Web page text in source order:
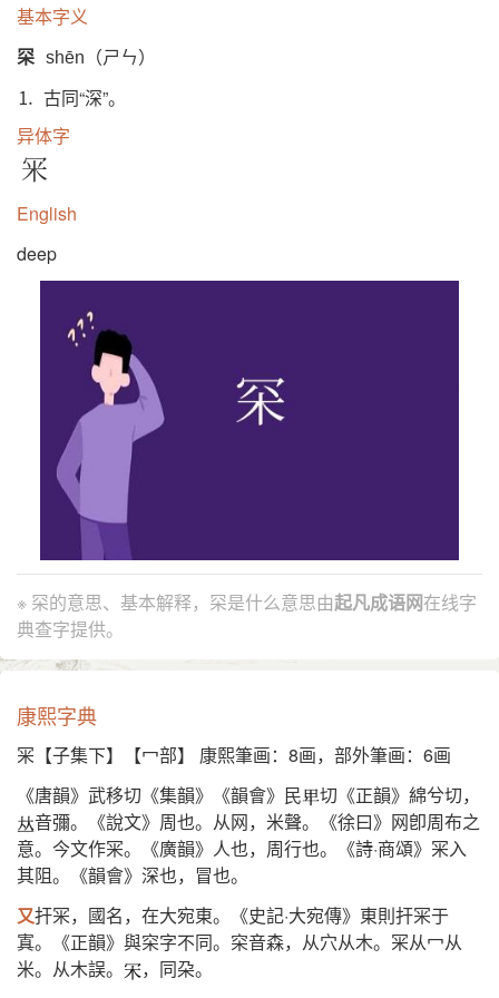
基本字义
罙 shēn（ㄕㄣ）
⒈ 古同“深”。
异体字
冞
English
deep
※ 罙的意思、基本解释，罙是什么意思由起凡成语网在线字
典查字提供。
康熙字典
冞【子集下】【冖部】 康熙筆画：8画，部外筆画：6画
《唐韻》武移切《集韻》《韻會》民
切《正韻》綿兮切，
音彌。《說文》周也。从网，米聲。《徐曰》网卽周布之
意。今文作冞。《廣韻》人也，周行也。《詩·商頌》冞入
其阻。《韻會》深也，冒也。
又扞冞，國名，在大宛東。《史記·大宛傳》東則扞冞于
寘。《正韻》與穼字不同。穼音森，从穴从木。冞从冖从
米。从木誤。
，同朶。